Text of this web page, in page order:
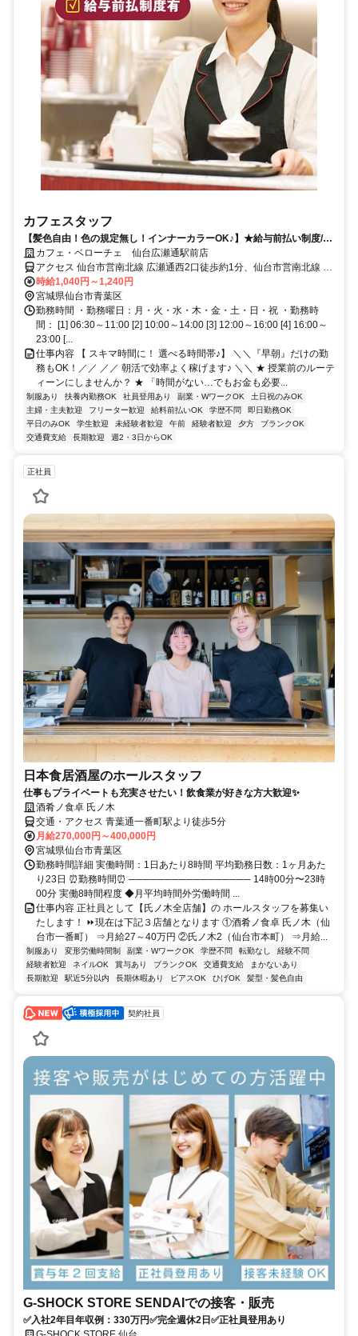
カフェスタッフ
【髪色自由！色の規定無し！インナーカラーOK♪】★給与前払い制度/選
べる時間帯/未経験歓迎/社割有★
カフェ・ベローチェ 仙台広瀬通駅前店
アクセス 仙台市営南北線 広瀬通西2口徒歩約1分、仙台市営南北線 勾
当台公園南4口徒歩約5分、ＪＲ仙石線 あおば通出入口1徒歩約6分 広
瀬通駅 西２出口徒歩1分
時給1,040円～1,240円
宮城県仙台市青葉区
勤務時間 ・勤務曜日：月・火・水・木・金・土・日・祝 ・勤務時
間： [1] 06:30～11:00 [2] 10:00～14:00 [3] 12:00～16:00 [4] 16:00～
23:00 [...
仕事内容 【 スキマ時間に！ 選べる時間帯♪】 ＼＼『早朝』だけの勤
務もOK！／／ ／／ 朝活で効率よく稼げます♪ ＼＼ ★ 授業前のルーテ
ィーンにしませんか？ ★ 「時間がない…でもお金も必要...
制服あり 扶養内勤務OK 社員登用あり 副業・WワークOK
土日祝のみOK
主婦・主夫歓迎
フリーター歓迎 給料前払いOK 学歴不問
即日勤務OK
平日のみOK
学生歓迎 未経験者歓迎 午前 経験者歓迎 夕方
ブランクOK
交通費支給
長期歓迎 週2・3日からOK
正社員
日本食居酒屋のホールスタッフ
仕事もプライベートも充実させたい！飲食業が好きな方大歓迎✨
酒肴ノ食卓 氏ノ木
交通・アクセス 青葉通一番町駅より徒歩5分
月給270,000円～400,000円
宮城県仙台市青葉区
勤務時間詳細 実働時間：1日あたり8時間 平均勤務日数：1ヶ月あた
り23日 ⏰勤務時間⏰ ───────────────── 14時00分〜23時
00分 実働8時間程度 ◆月平均時間外労働時間 ...
仕事内容 正社員として【氏ノ木全店舗】の ホールスタッフを募集い
たします！ ⏩現在は下記３店舗となります ①酒肴ノ食卓 氏ノ木（仙
台市一番町） ⇒月給27～40万円 ②氏ノ木2（仙台市本町） ⇒月給...
制服あり 変形労働時間制 副業・WワークOK 学歴不問 転勤なし
経験不問
経験者歓迎
ネイルOK 賞与あり ブランクOK 交通費支給
まかないあり
長期歓迎
駅近5分以内 長期休暇あり ピアスOK ひげOK 髪型・髪色自由
契約社員
G-SHOCK STORE SENDAIでの接客・販売
✅入社2年目年収例：330万円✅完全週休2日✅正社員登用あり